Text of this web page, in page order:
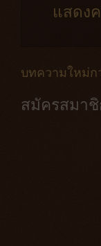
แสดง
บทความใหม่ก
สมัครสมาชิ